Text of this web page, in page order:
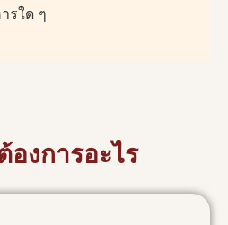
รใด ๆ
งการอะไร